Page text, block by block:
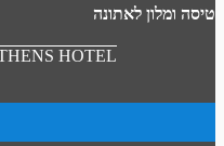
טיסה ומלון לאתונה
HOTEL